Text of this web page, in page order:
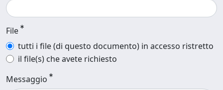
File
tutti i file (di questo documento) in accesso ristretto
il file(s) che avete richiesto
Messaggio